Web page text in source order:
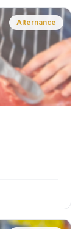
Alternance